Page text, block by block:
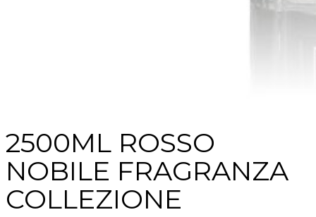
2500ML ROSSO
NOBILE FRAGRANZA
COLLEZIONE